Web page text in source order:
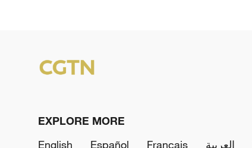
EXPLORE MORE
English
Español Français العربية